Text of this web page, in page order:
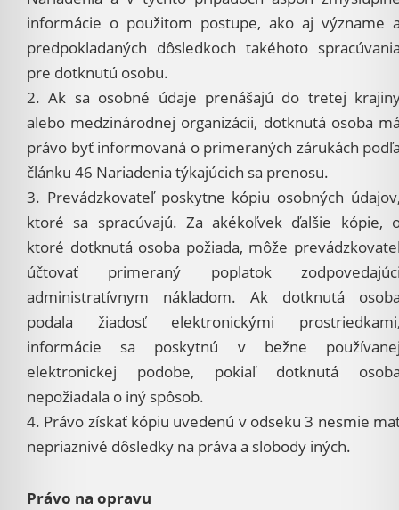
informácie o použitom postupe, ako aj význame
predpokladaných dôsledkoch takéhoto
pre dotknutú osobu.
2. Ak sa osobné údaje prenášajú do tretej
alebo medzinárodnej organizácii, dotknutá osoba
právo byť informovaná o primeraných zárukách
článku 46 Nariadenia týkajúcich sa prenosu.
3. Prevádzkovateľ poskytne kópiu osobných
ktoré sa spracúvajú. Za akékoľvek ďalšie kópie,
ktoré dotknutá osoba požiada, môže
účtovať primeraný poplatok
administratívnym nákladom. Ak dotknutá
podala žiadosť elektronickými
informácie sa poskytnú v bežne
elektronickej podobe, pokiaľ dotknutá
nepožiadala o iný spôsob.
4. Právo získať kópiu uvedenú v odseku 3 nesmie
nepriaznivé dôsledky na práva a slobody iných.
Právo na opravu